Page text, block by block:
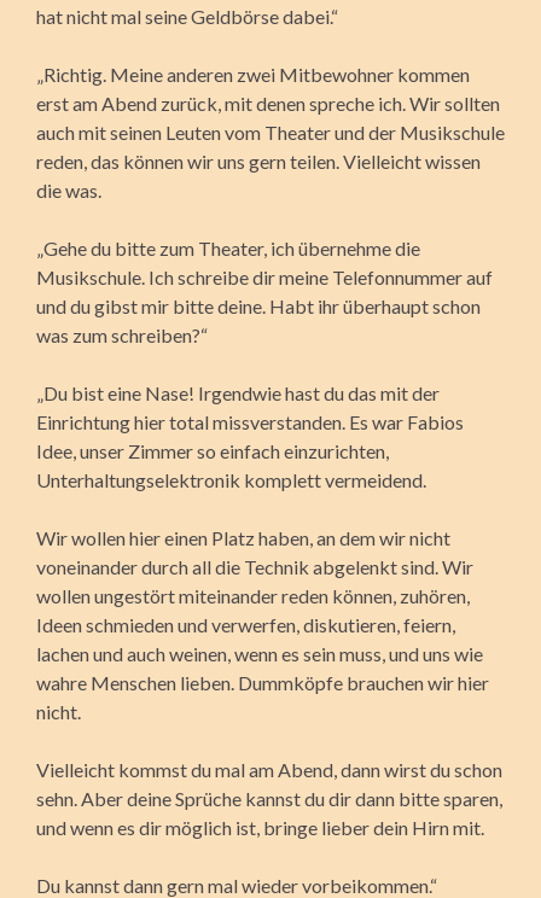
hat nicht mal seine Geldbörse dabei.“
„Richtig. Meine anderen zwei Mitbewohner kommen
erst am Abend zurück, mit denen spreche ich. Wir sollten
auch mit seinen Leuten vom Theater und der Musikschule
reden, das können wir uns gern teilen. Vielleicht wissen
die was.
„Gehe du bitte zum Theater, ich übernehme die
Musikschule. Ich schreibe dir meine Telefonnummer auf
und du gibst mir bitte deine. Habt ihr überhaupt schon
was zum schreiben?“
„Du bist eine Nase! Irgendwie hast du das mit der
Einrichtung hier total missverstanden. Es war Fabios
Idee, unser Zimmer so einfach einzurichten,
Unterhaltungselektronik komplett vermeidend.
Wir wollen hier einen Platz haben, an dem wir nicht
voneinander durch all die Technik abgelenkt sind. Wir
wollen ungestört miteinander reden können, zuhören,
Ideen schmieden und verwerfen, diskutieren, feiern,
lachen und auch weinen, wenn es sein muss, und uns wie
wahre Menschen lieben. Dummköpfe brauchen wir hier
nicht.
Vielleicht kommst du mal am Abend, dann wirst du schon
sehn. Aber deine Sprüche kannst du dir dann bitte sparen,
und wenn es dir möglich ist, bringe lieber dein Hirn mit.
Du kannst dann gern mal wieder vorbeikommen.“